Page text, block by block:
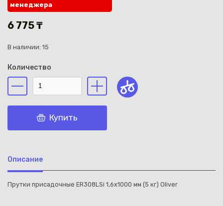
менеджера
6 775 ₸
В наличии: 15
Количество
Купить
Описание
Прутки присадочные ER308LSi 1,6x1000 мм (5 кг) Oliver